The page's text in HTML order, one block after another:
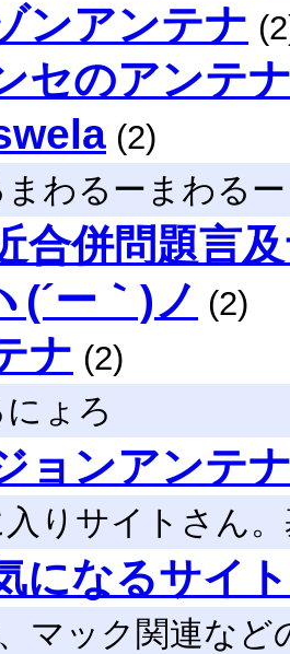
ンアンテナ
セのアンテ
(2)
まわるーまわるー
合併問題言
(´ー｀)ノ (2)
ナ (2)
ょろ
ョンアンテ
りサイトさん
になるサイ
マック関連な